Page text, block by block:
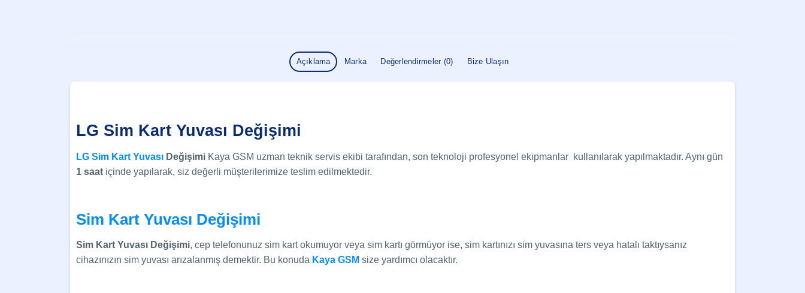
Açıklama Marka Değerlendirmeler (0) Bize Ulaşın
LG Sim Kart Yuvası Değişimi
LG Sim Kart Yuvası Değişimi Kaya GSM uzman teknik servis ekibi tarafından, son teknoloji profesyonel ekipmanlar kullanılarak yapılmaktadır. Aynı gün
1 saat içinde yapılarak, siz değerli müşterilerimize teslim edilmektedir.
Sim Kart Yuvası Değişimi
Sim Kart Yuvası Değişimi, cep telefonunuz sim kart okumuyor veya sim kartı görmüyor ise, sim kartınızı sim yuvasına ters veya hatalı taktıysanız
cihazınızın sim yuvası arızalanmış demektir. Bu konuda Kaya GSM size yardımcı olacaktır.